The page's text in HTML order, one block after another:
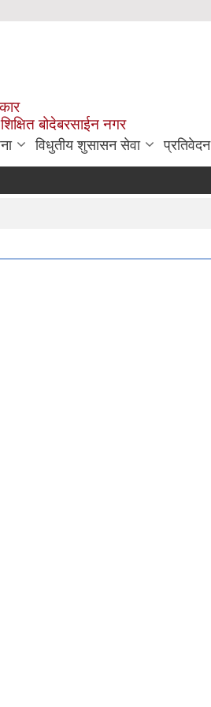
बोदेबरसाईन नगर
विधुतीय शुसासन सेवा प्रतिवेदन